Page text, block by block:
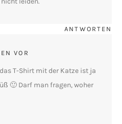
VOR
ANTWORTEN
T-Shirt mit der Katze ist ja
🙂 Darf man fragen, woher